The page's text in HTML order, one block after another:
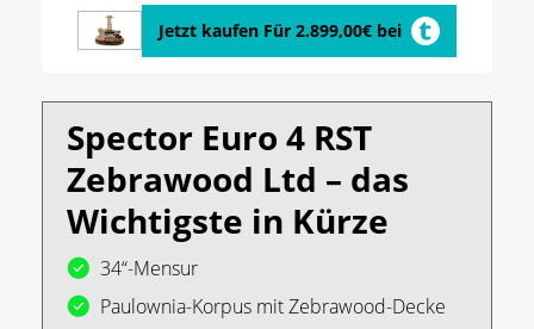
Jetzt kaufen Für 2.899,00€ bei
Spector Euro 4 RST
Zebrawood Ltd – das
Wichtigste in Kürze
34“-Mensur
Paulownia-Korpus mit Zebrawood-Decke